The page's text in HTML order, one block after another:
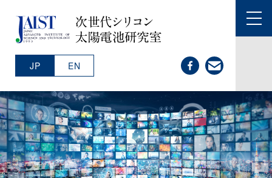
JAIST
JP EN facebook